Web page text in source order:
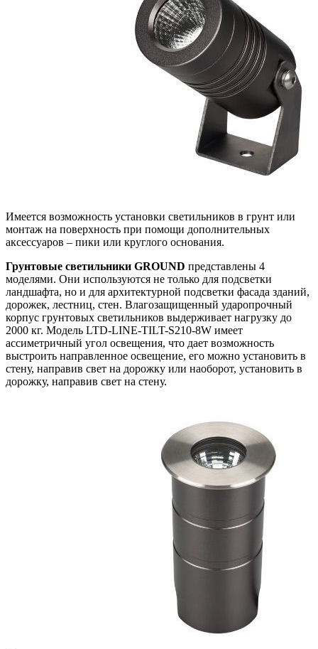
Имеется возможность установки светильников в грунт или
монтаж на поверхность при помощи дополнительных
аксессуаров – пики или круглого основания.
Грунтовые светильники GROUND представлены 4
моделями. Они используются не только для подсветки
ландшафта, но и для архитектурной подсветки фасада зданий,
дорожек, лестниц, стен. Влагозащищенный ударопрочный
корпус грунтовых светильников выдерживает нагрузку до
2000 кг. Модель LTD-LINE-TILT-S210-8W имеет
ассиметричный угол освещения, что дает возможность
выстроить направленное освещение, его можно установить в
стену, направив свет на дорожку или наоборот, установить в
дорожку, направив свет на стену.